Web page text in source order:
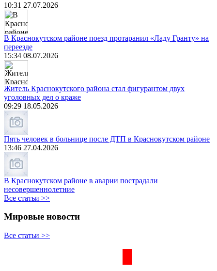
10:31 27.07.2026
В Краснокутском районе поезд протаранил «Ладу Гранту» на
переезде
15:34 08.07.2026
Житель Краснокутского района стал фигурантом двух
уголовных дел о краже
09:29 18.05.2026
Пять человек в больнице после ДТП в Краснокутском районе
13:46 27.04.2026
В Краснокутском районе в аварии пострадали
несовершеннолетние
Все статьи >>
Мировые новости
Все статьи >>